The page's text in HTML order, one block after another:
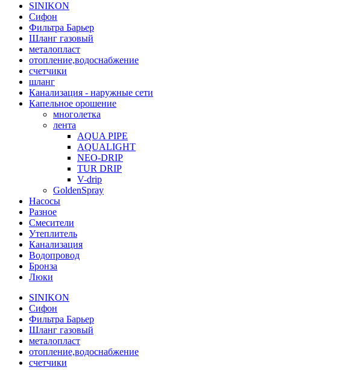
SINIKON
Сифон
Фильтра Барьер
Шланг газовый
металопласт
отопление,водоснабжение
счетчики
шланг
Канализация - наружные сети
Капельное орошение
многолетка
лента
AQUA PIPE
AQUALIGHT
NEO-DRIP
TUR DRIP
V-drip
GoldenSpray
Насосы
Разное
Смесители
Утеплитель
Канализация
Водопровод
Бронза
Люки
SINIKON
Сифон
Фильтра Барьер
Шланг газовый
металопласт
отопление,водоснабжение
счетчики